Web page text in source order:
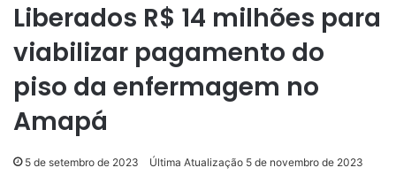
Liberados R$ 14 milhões para
viabilizar pagamento do
piso da enfermagem no
Amapá
5 de setembro de 2023 Última Atualização 5 de novembro de 2023